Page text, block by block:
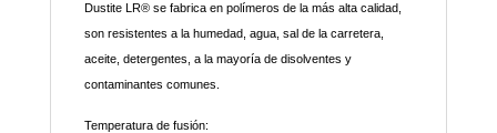
Dustite LR® se fabrica en polímeros de la más alta calidad,
son resistentes a la humedad, agua, sal de la carretera,
aceite, detergentes, a la mayoría de disolventes y
contaminantes comunes.
Temperatura de fusión: